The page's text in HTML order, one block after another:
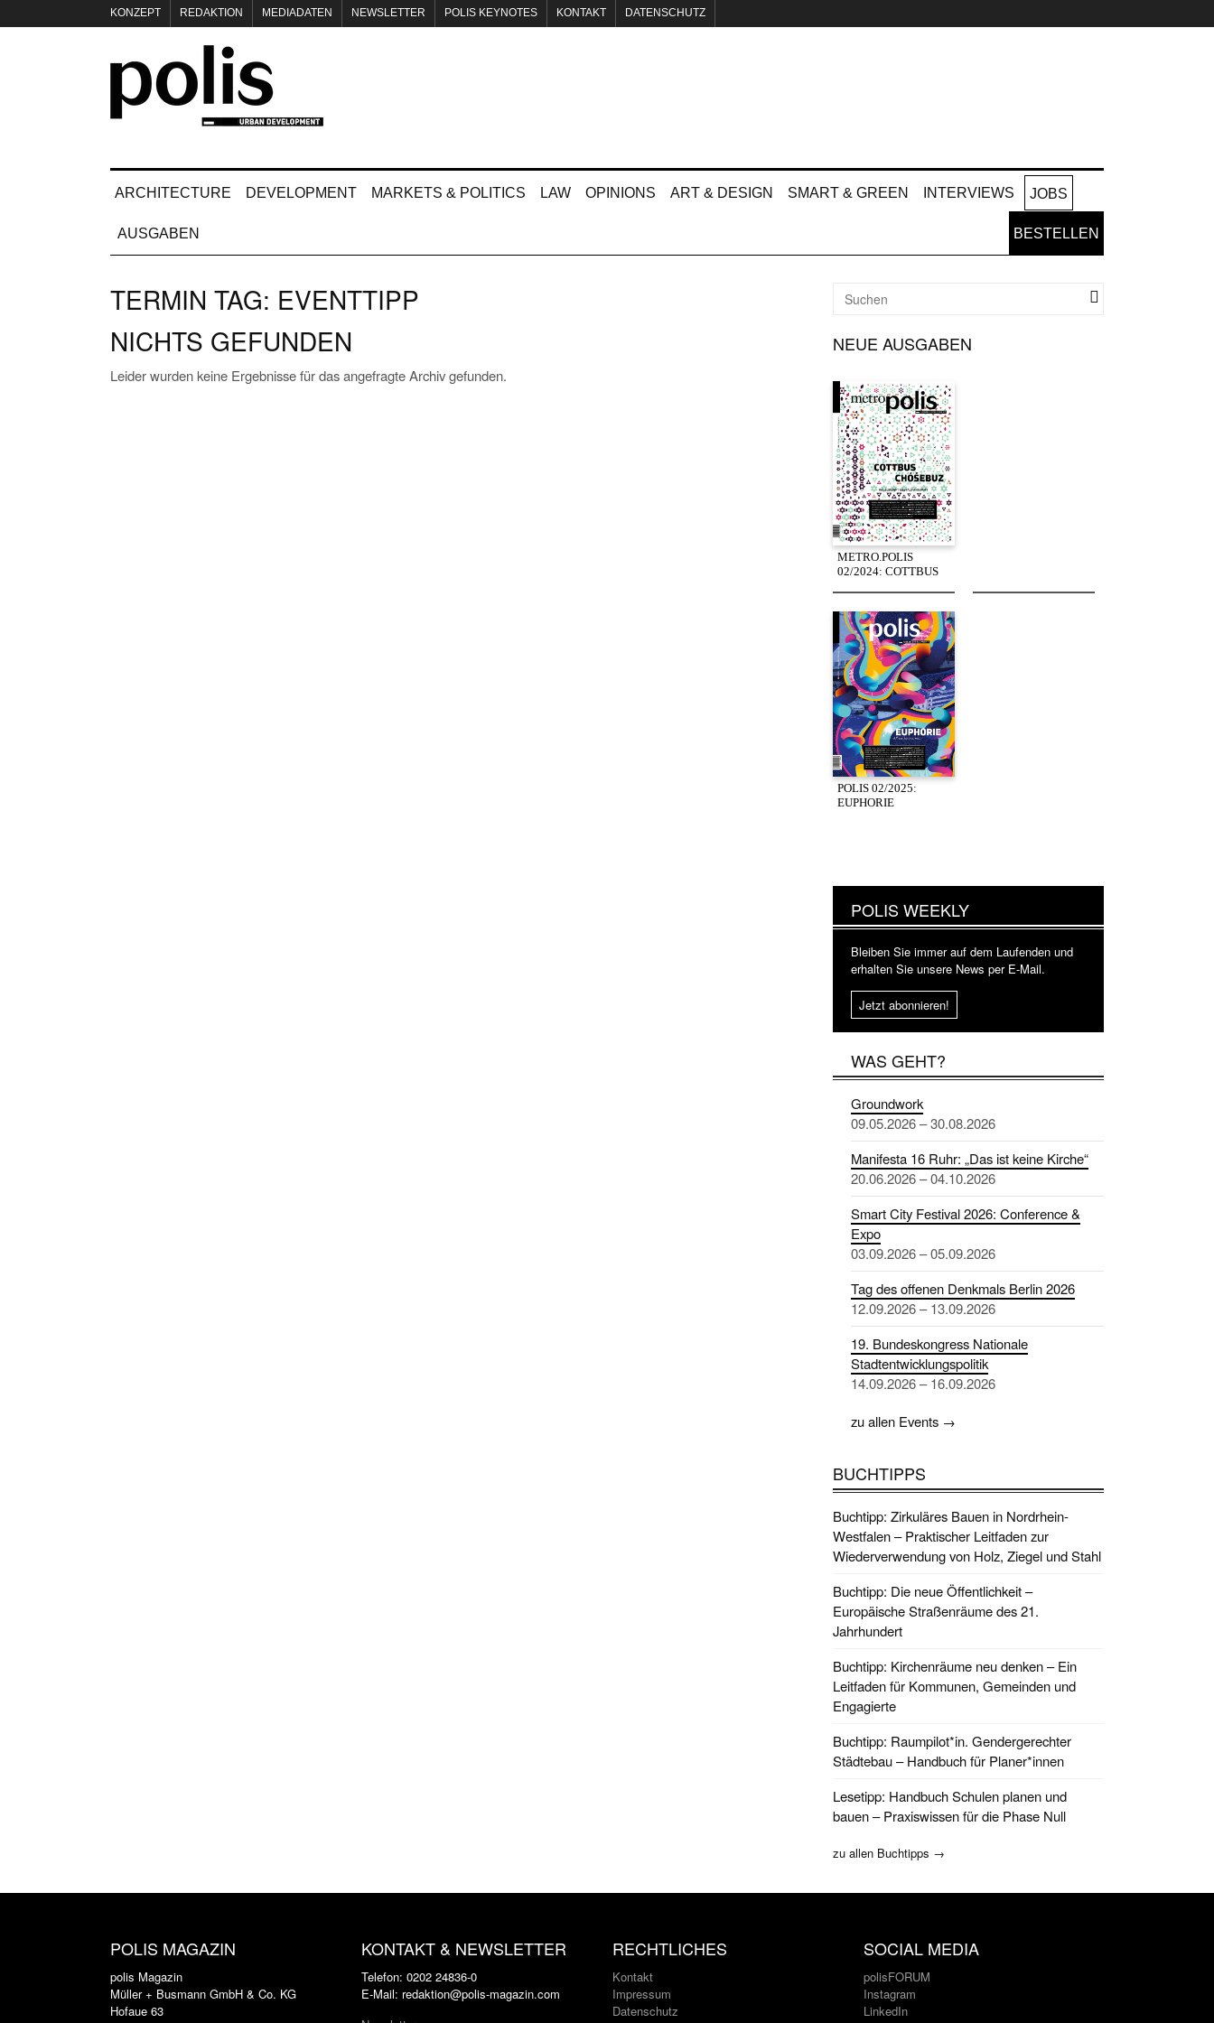
KONZEPT REDAKTION MEDIADATEN NEWSLETTER POLIS KEYNOTES KONTAKT DATENSCHUTZ
ARCHITECTURE DEVELOPMENT MARKETS & POLITICS LAW OPINIONS ART & DESIGN SMART & GREEN INTERVIEWS JOBS
AUSGABEN BESTELLEN
TERMIN TAG: EVENTTIPP
NICHTS GEFUNDEN
Leider wurden keine Ergebnisse für das angefragte Archiv gefunden.
NEUE AUSGABEN
METRO.POLIS
02/2024: COTTBUS
POLIS 02/2025:
EUPHORIE
POLIS WEEKLY
Bleiben Sie immer auf dem Laufenden und
erhalten Sie unsere News per E-Mail.
Jetzt abonnieren!
WAS GEHT?
Groundwork
09.05.2026 – 30.08.2026
Manifesta 16 Ruhr: „Das ist keine Kirche“
20.06.2026 – 04.10.2026
Smart City Festival 2026: Conference &
Expo
03.09.2026 – 05.09.2026
Tag des offenen Denkmals Berlin 2026
12.09.2026 – 13.09.2026
19. Bundeskongress Nationale
Stadtentwicklungspolitik
14.09.2026 – 16.09.2026
zu allen Events →
BUCHTIPPS
Buchtipp: Zirkuläres Bauen in Nordrhein-
Westfalen – Praktischer Leitfaden zur
Wiederverwendung von Holz, Ziegel und Stahl
Buchtipp: Die neue Öffentlichkeit –
Europäische Straßenräume des 21.
Jahrhundert
Buchtipp: Kirchenräume neu denken – Ein
Leitfaden für Kommunen, Gemeinden und
Engagierte
Buchtipp: Raumpilot*in. Gendergerechter
Städtebau – Handbuch für Planer*innen
Lesetipp: Handbuch Schulen planen und
bauen – Praxiswissen für die Phase Null
zu allen Buchtipps →
POLIS MAGAZIN
polis Magazin
Müller + Busmann GmbH & Co. KG
Hofaue 63
KONTAKT & NEWSLETTER
Telefon: 0202 24836-0
E-Mail: redaktion@polis-magazin.com
RECHTLICHES
Kontakt
Impressum
Datenschutz
SOCIAL MEDIA
polisFORUM
Instagram
LinkedIn